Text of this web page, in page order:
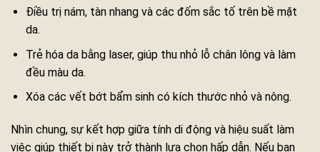
Điều trị nám, tàn nhang và các đốm sắc tố trên bề mặt
da.
Trẻ hóa da bằng laser, giúp thu nhỏ lỗ chân lông và làm
đều màu da.
Xóa các vết bớt bẩm sinh có kích thước nhỏ và nông.
Nhìn chung, sự kết hợp giữa tính di động và hiệu suất làm
việc giúp thiết bị này trở thành lựa chọn hấp dẫn. Nếu bạn